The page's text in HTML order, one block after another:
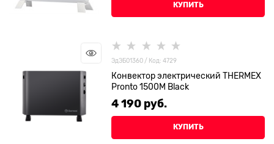
КУПИТЬ
ЭдЭБ01360 / Код: 4729
Конвектор электрический THERMEX
Pronto 1500M Black
4 190 руб.
КУПИТЬ